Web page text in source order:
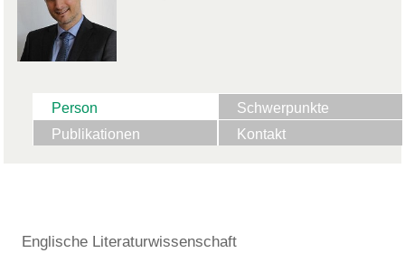
Person
Schwerpunkte
Publikationen
Kontakt
Englische Literaturwissenschaft